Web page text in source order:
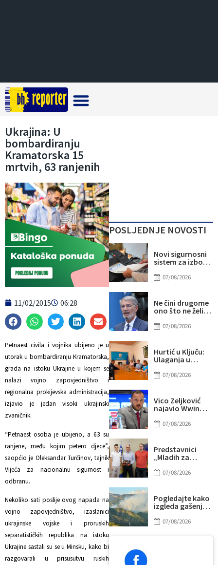
Ukrajina: U
bombardiranju
Kramatorska 15
mrtvih, 63 ranjenih
11/02/2015 06:28
Petnaest civila i vojnika ubijeno je u
utorak u bombardiranju Kramatorska,
grada na istoku Ukrajine u kojem se
nalazi vojno zapovjedništvo i
regionalna prokijevska administracija,
izjavio je jedan visoki ukrajinski
zvaničnik.
“Petnaest osoba je ubijeno, a 63 su
ranjene, među kojim petero djece”,
saopćio je Oleksandar Turčinov, tajnik
Vijeća za nacionalnu sigurnost i
odbranu.
Nekoliko sati poslije ovog napada na
vojno zapovjedništvo, izaslanici
ukrajinske vojske i proruskih
separatističkih republika na istoku
Ukrajine sastali su se u Minsku, kako bi
razgovarali u prisusutvu ruskih
POSLJEDNJE NOVOSTI
Novi sigurnosni
sistem za izbore
šifra pod
07/08/2026
Ne čini drugome
ono što ne želiš
tebi07/08/2026
Hurtić u Ključu:
Ulaganja u
su ulaganja u
građana
07/08/2026
Vico Zeljković
najavio Wwin
poruke
navijačima
07/08/2026
Predstavnici
„Mladih za
gradonačelniku
07/08/2026
Pogledajte kako
izgleda gašenje
helikoptera
BiH: Izbacili oko
07/08/2026